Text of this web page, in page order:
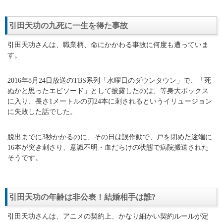
引田天功の九死に一生を得た事故
引田天功さんは、職業柄、命にかかわる事故に何度も遭っていま
す。
2016年8月24日放送のTBS系列「水曜日のダウンタウン」で、「死
ぬかと思ったエピソード」として披露したのは、等身大ボックス
に入り、長さ1メートルの刃24本に刺されるというイリュージョン
に失敗した話でした。
脱出までに3秒かかるのに、その日は誤作動で、戸を閉めた途端に
16本が突き刺さり、意識不明・血だらけの状態で病院搬送された
そうです。
引田天功の年齢は非公表！結婚相手は誰?
引田天功さんは、アニメの契約上、かなり細かい契約ルールが定